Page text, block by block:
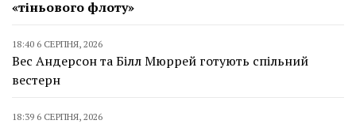
«тіньового флоту»
18:40 6 СЕРПНЯ, 2026
Вес Андерсон та Білл Мюррей готують спільний
вестерн
18:39 6 СЕРПНЯ, 2026